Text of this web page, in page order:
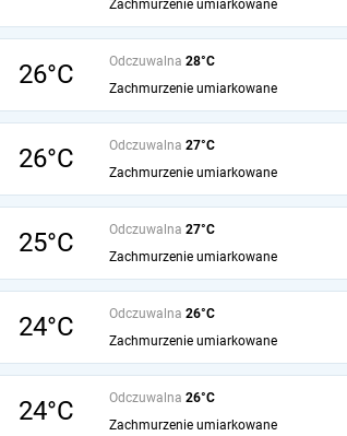
Zachmurzenie umiarkowane
26°C Odczuwalna 28°C
Zachmurzenie umiarkowane
26°C Odczuwalna 27°C
Zachmurzenie umiarkowane
25°C Odczuwalna 27°C
Zachmurzenie umiarkowane
24°C Odczuwalna 26°C
Zachmurzenie umiarkowane
24°C Odczuwalna 26°C
Zachmurzenie umiarkowane